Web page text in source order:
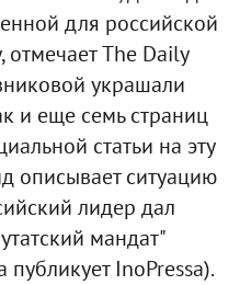
для российской
The Daily
украшали
и еще семь страниц
статьи на эту
описывает ситуацию
лидер дал
мандат"
InoPressa).